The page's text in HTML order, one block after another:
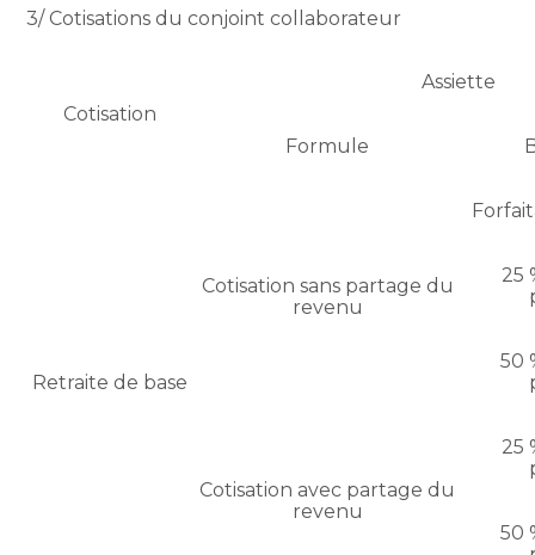
3/ Cotisations du conjoint collaborateur
Cotisation
Assiette
Formule
Retraite de base
Cotisation sans partage du
revenu
25
50
Cotisation avec partage du
revenu
25
50